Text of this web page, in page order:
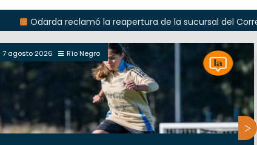
reclamó la reapertura de la sucursal del Correo
7 agosto 2026 Río Negro